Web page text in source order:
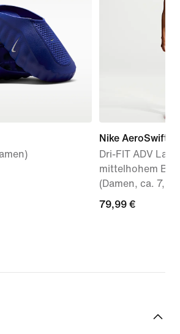
Nike AeroSwift
Dri-FIT ADV
mittelhohem
(Damen, ca. 7,5
79,99 €
79,99 €